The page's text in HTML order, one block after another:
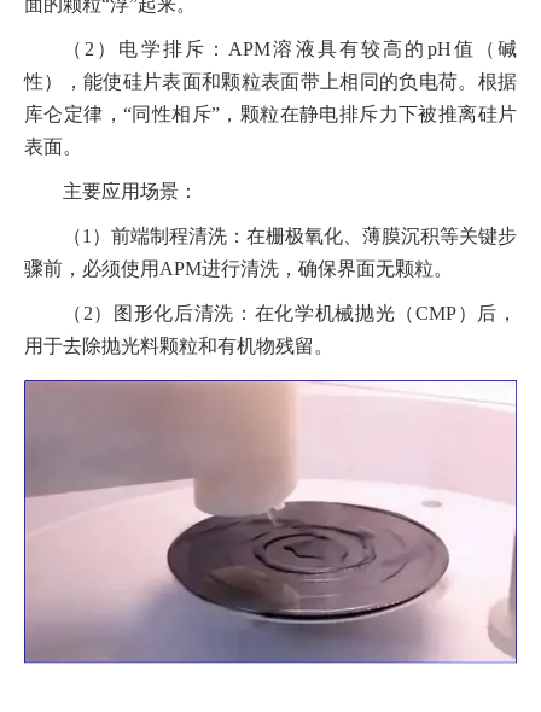
面的颗粒“浮”起来。
（2）电学排斥：APM溶液具有较高的pH值（碱
性），能使硅片表面和颗粒表面带上相同的负电荷。根据
库仑定律，“同性相斥”，颗粒在静电排斥力下被推离硅片
表面。
主要应用场景：
（1）前端制程清洗：在栅极氧化、薄膜沉积等关键步
骤前，必须使用APM进行清洗，确保界面无颗粒。
（2）图形化后清洗：在化学机械抛光（CMP）后，
用于去除抛光料颗粒和有机物残留。